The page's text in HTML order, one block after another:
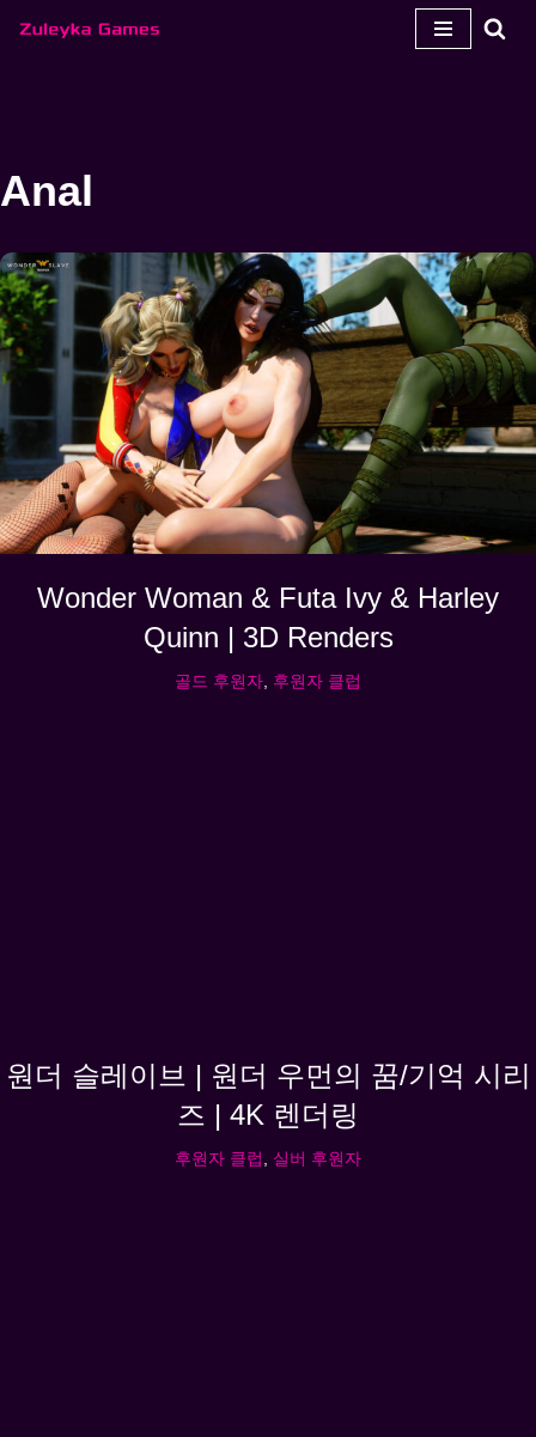
건
너
기
Anal
Wonder Woman & Futa Ivy & Harley
Quinn | 3D Renders
골드 후원자 후원자 클럽
원더 슬레이브 | 원더 우먼의 꿈/기억 시리
즈 | 4K 렌더링
후원자 클럽 실버 후원자